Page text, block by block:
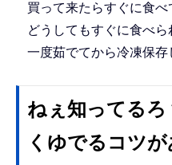
買って来たらすぐに食べ
どうしてもすぐに食べら
一度茹でてから冷凍保存
ねぇ知ってるろ
くゆでるコツが